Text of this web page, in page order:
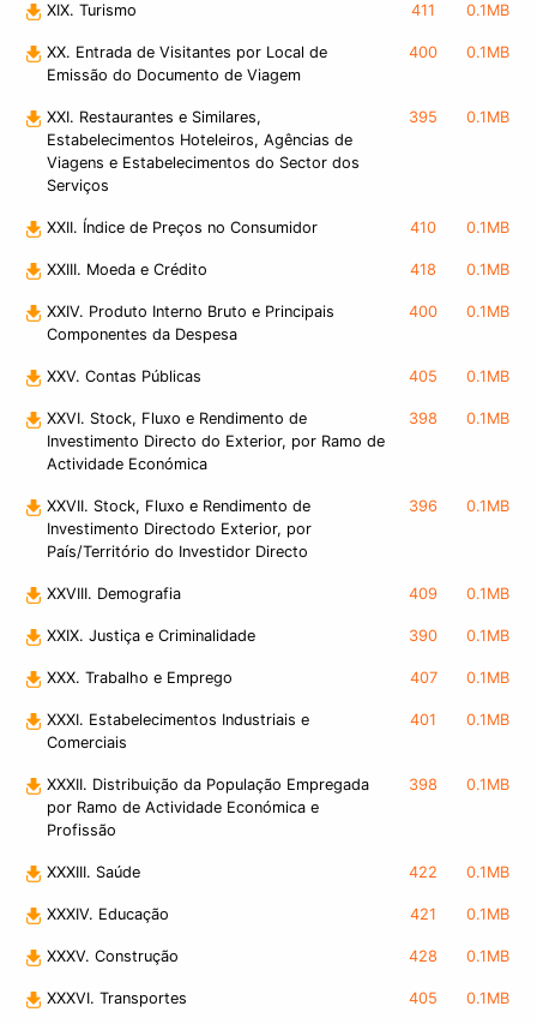
XIX. Turismo 411 0.1MB
XX. Entrada de Visitantes por Local de
Emissão do Documento de Viagem
400 0.1MB
XXI. Restaurantes e Similares,
Estabelecimentos Hoteleiros, Agências de
Viagens e Estabelecimentos do Sector dos
Serviços
395 0.1MB
XXII. Índice de Preços no Consumidor 410 0.1MB
XXIII. Moeda e Crédito 418 0.1MB
XXIV. Produto Interno Bruto e Principais
Componentes da Despesa
400 0.1MB
XXV. Contas Públicas 405 0.1MB
XXVI. Stock, Fluxo e Rendimento de
Investimento Directo do Exterior, por Ramo de
Actividade Económica
398 0.1MB
XXVII. Stock, Fluxo e Rendimento de
Investimento Directodo Exterior, por
País/Território do Investidor Directo
396 0.1MB
XXVIII. Demografia 409 0.1MB
XXIX. Justiça e Criminalidade 390 0.1MB
XXX. Trabalho e Emprego 407 0.1MB
XXXI. Estabelecimentos Industriais e
Comerciais
401 0.1MB
XXXII. Distribuição da População Empregada
por Ramo de Actividade Económica e
Profissão
398 0.1MB
XXXIII. Saúde 422 0.1MB
XXXIV. Educação 421 0.1MB
XXXV. Construção 428 0.1MB
XXXVI. Transportes 405 0.1MB